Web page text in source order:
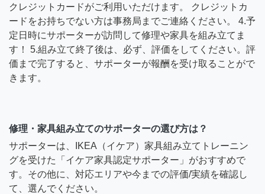
クレジットカードがご利用いただけます。 クレジットカ
ードをお持ちでない方は事務局までご連絡ください。 4.予
定日時にサポーターが訪問して修理や家具を組み立てま
す！ 5.組み立て終了後は、必ず、評価をしてください。評
価まで完了すると、サポーターが報酬を受け取ることがで
きます。
修理・家具組み立てのサポーターの選び方は？
サポーターは、IKEA（イケア）家具組み立てトレーニン
グを受けた「イケア家具認定サポーター」がおすすめで
す。その他に、対応エリアや今までの評価/実績を確認し
て、選んでください。